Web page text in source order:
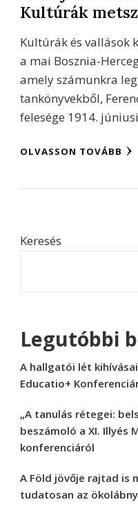
Kultúrák
Kultúrák és vallások
a mai Bosznia-
amely számunkra
tankönyvekből,
felesége 1914.
OLVASSON TOVÁBB
Keresés
Legutóbbi
A hallgatói lét
Educatio+
„A tanulás rétegei:
beszámoló a XI. Illyés
konferenciáról
A Föld jövője rajtad is
tudatosan az